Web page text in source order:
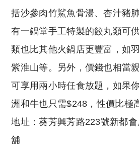
括沙參肉竹鯊魚骨湯、杏汁豬
有一鍋堂手工特製的餃丸類可
類也比其他火鍋店更豐富，如
紫淮山等。另外，價錢也相當
可享用兩小時任食放題，如果
洲和牛也只需$248，性價比極
地址：葵芳興芳路223號新都
舖